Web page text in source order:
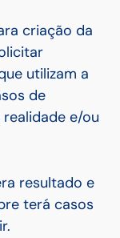
criação da
utilizam a
de
e/ou
resultado e
terá casos